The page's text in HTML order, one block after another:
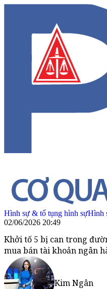
Hình sự & tố tụng hình sựHình
02/06/2026 20:49
Khởi tố 5 bị can trong
mua bán tài khoản ngân
Kim Ngân